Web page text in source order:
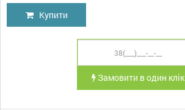
Купити
Замовити в один клік